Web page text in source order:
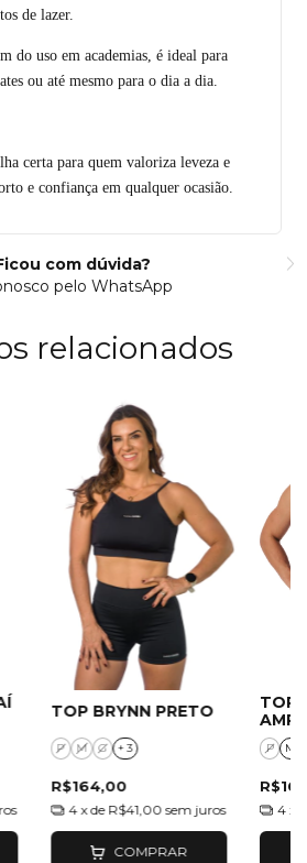
de lazer.
do uso em academias, é ideal para
ou até mesmo para o dia a dia.
certa para quem valoriza leveza e
e confiança em qualquer ocasião.
com dúvida?
pelo WhatsApp
relacionados
TOP BRYNN PRETO
P M G + 3
R$164,00
4 x de R$41,00 sem juros
COMPRAR
TOP
P M
4 x